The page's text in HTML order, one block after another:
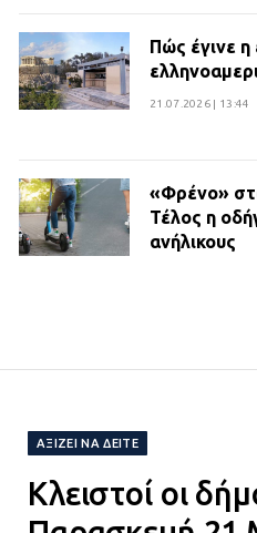
Πώς έγινε
21.07.2026 | 13:44
«Φρένο»
Τέλος η
ανήλικους
Βριλήσσια:
τζαμαρία
ΑΞΊΖΕΙ ΝΑ ΔΕΊΤΕ
Κλειστοί οι